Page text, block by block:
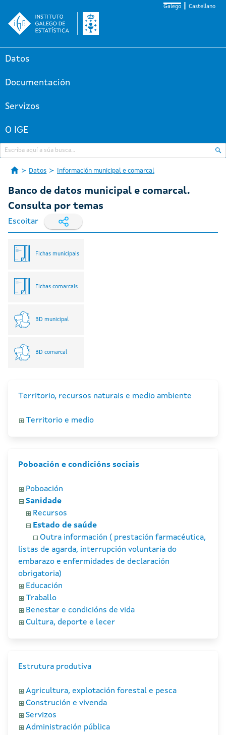
Galego Castellano
Datos
Documentación
Servizos
O IGE
Datos Información municipal e comarcal
Banco de datos municipal e comarcal.
Consulta por temas
Escoitar
Fichas municipais
Fichas comarcais
BD municipal
BD comarcal
Territorio, recursos naturais e medio ambiente
Territorio e medio
Poboación e condicións sociais
Poboación
Sanidade
Recursos
Estado de saúde
Outra información ( prestación farmacéutica,
listas de agarda, interrupción voluntaria do
embarazo e enfermidades de declaración
obrigatoria)
Educación
Traballo
Benestar e condicións de vida
Cultura, deporte e lecer
Estrutura produtiva
Agricultura, explotación forestal e pesca
Construción e vivenda
Servizos
Administración pública